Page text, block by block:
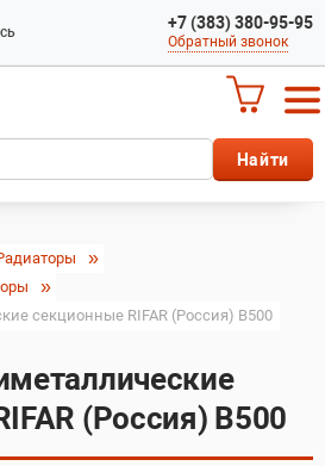
+7 (383) 380-95-95
Обратный звонок
секционные RIFAR (Россия) B500
(Россия) B500